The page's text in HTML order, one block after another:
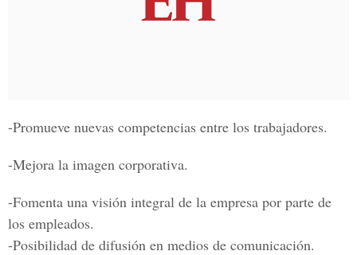
-Promueve nuevas competencias entre los trabajadores.
-Mejora la imagen corporativa.
-Fomenta una visión integral de la empresa por parte de
los empleados.
-Posibilidad de difusión en medios de comunicación.